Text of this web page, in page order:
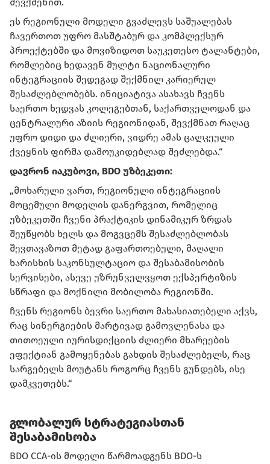
ეს რეგიონული მოდელი გვაძლევს საშუალებას
ჩავერთოთ უფრო მასშტაბურ და კომპლექსურ
პროექტებში და მოვიზიდოთ საუკეთესო ტალანტები,
რომლებიც ხედავენ მულტი ნაციონალური
ინტეგრაციის შედეგად შექმნილ კარიერულ
შესაძლებლობებს. ინიციატივა ასახავს ჩვენს
საერთო ხედვას კოლეგებთან, საქართველოდან და
ცენტრალური აზიის რეგიონიდან, შევქმნათ რაღაც
უფრო დიდი და ძლიერი, ვიდრე ამას ცალკეული
ქვეყნის ფირმა დამოუკიდებლად შეძლებდა.“
დავრონ იაკუბოვი, BDO უზბეკეთი:
„მოხარული ვართ, რეგიონული ინტეგრაციის
მოცემული მოდელის დანერგვით, რომელიც
უზბეკეთში ჩვენი პრაქტიკის დინამიკურ ზრდას
შეუწყობს ხელს და მოგვცემს შესაძლებლობას
შევთავაზოთ მეტად გაფართოებული, მაღალი
ხარისხის საკონსულტაციო და შესაბამისობის
სერვისები, ასევე უზრუნველვყოთ ექსპერტიზის
სწრაფი და მოქნილი მობილობა რეგიონში.
ჩვენს რეგიონს ბევრი საერთო მახასიათებელი აქვს,
რაც სინერგიების მარტივად გამოვლენასა და
თითოეული იურისდიქციის ძლიერი მხარეების
ეფექტიან გამოყენებას გახდის შესაძლებელს, რაც
სარგებელს მოუტანს როგორც ჩვენს გუნდებს, ისე
დამკვეთებს.“
გლობალურ სტრატეგიასთან
შესაბამისობა
BDO CCA-ის მოდელი წარმოადგენს BDO-ს